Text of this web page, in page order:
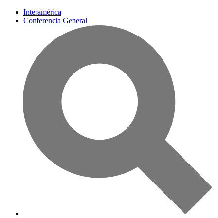
Interamérica
Conferencia General